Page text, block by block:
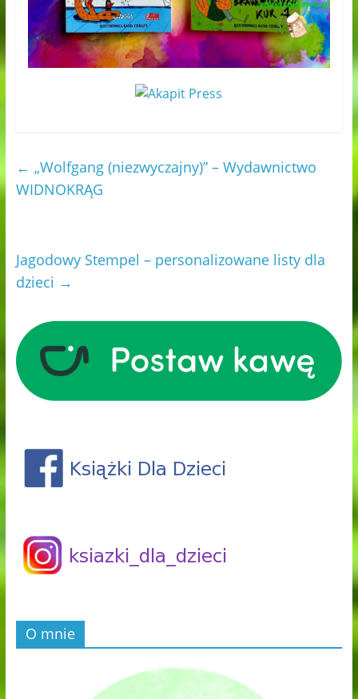
← „Wolfgang (niezwyczajny)” – Wydawnictwo
WIDNOKRĄG
Jagodowy Stempel – personalizowane listy dla
dzieci →
O mnie